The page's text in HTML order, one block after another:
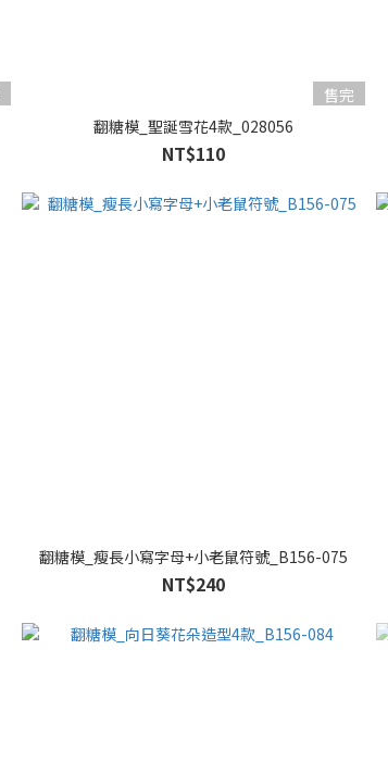
售完
翻糖模_聖誕雪花4款_028056
NT$110
翻糖模_瘦長小寫字母+小老鼠符號_B156-075
NT$240